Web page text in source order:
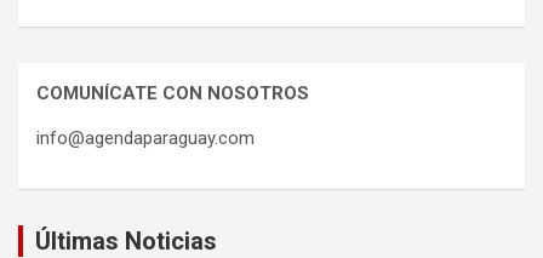
COMUNÍCATE CON NOSOTROS
info@agendaparaguay.com
Últimas Noticias